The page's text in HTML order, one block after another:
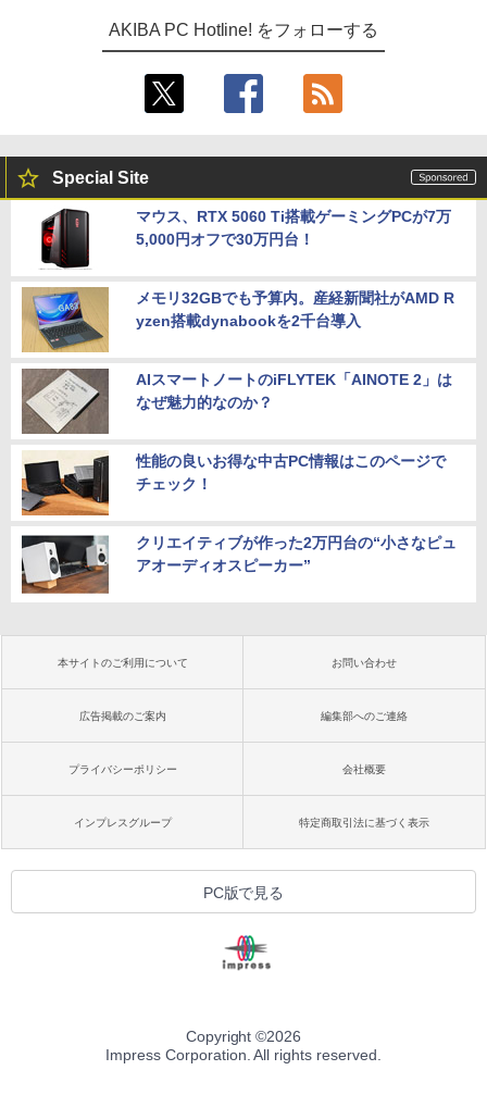
AKIBA PC Hotline! をフォローする
Special Site
マウス、RTX 5060 Ti搭載ゲーミングPCが7万
5,000円オフで30万円台！
メモリ32GBでも予算内。産経新聞社がAMD R
yzen搭載dynabookを2千台導入
AIスマートノートのiFLYTEK「AINOTE 2」は
なぜ魅力的なのか？
性能の良いお得な中古PC情報はこのページで
チェック！
クリエイティブが作った2万円台の“小さなピュ
アオーディオスピーカー”
本サイトのご利用について お問い合わせ
広告掲載のご案内 編集部へのご連絡
プライバシーポリシー 会社概要
インプレスグループ 特定商取引法に基づく表示
PC版で見る
Copyright ©2026
Impress Corporation. All rights reserved.